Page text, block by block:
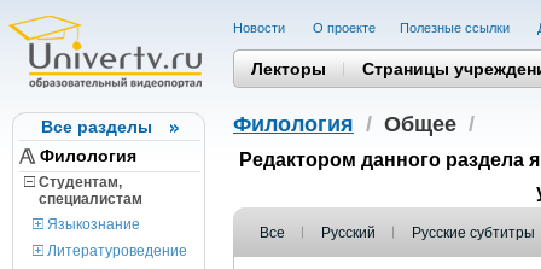
Все разделы
Филология
Студентам,
cпециалистам
Языкознание
Литературоведение
Новости О проекте Полезные cсылки
Лекторы Страницы
Филология / Общее /
Редактором данного раздела
Все Русский Русские субтитры